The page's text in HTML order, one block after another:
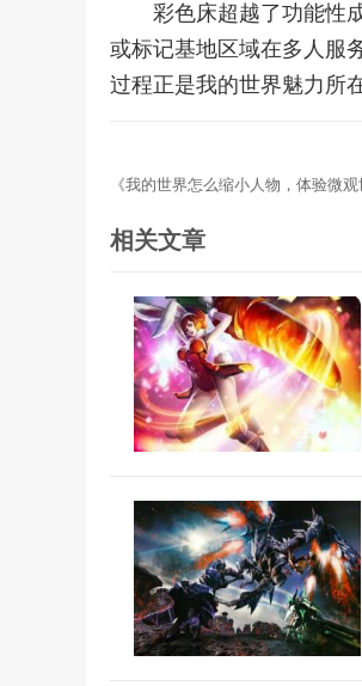
彩色床超越了功能性
或标记基地区域在多人服
过程正是我的世界魅力所
《我的世界怎么缩小人物，体验微观
相关文章